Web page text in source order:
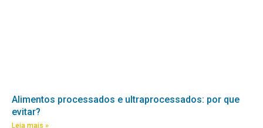
Alimentos processados e ultraprocessados: por que
evitar?
Leia mais »